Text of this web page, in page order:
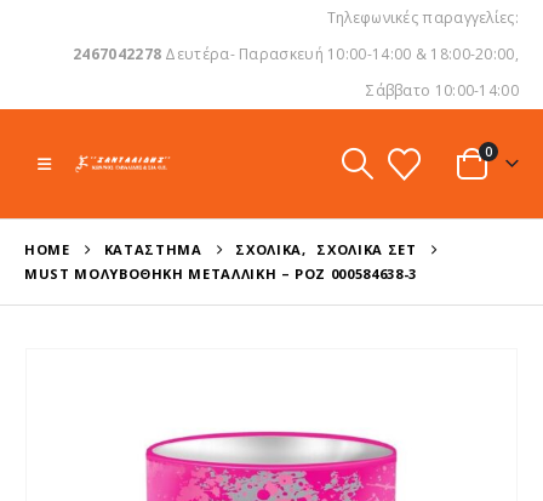
Τηλεφωνικές παραγγελίες:
2467042278 Δευτέρα- Παρασκευή 10:00-14:00 & 18:00-20:00,
Σάββατο 10:00-14:00
0
HOME ΚΑΤΆΣΤΗΜΑ ΣΧΟΛΙΚΆ,
ΣΧΟΛΙΚΆ ΣΕΤ
MUST ΜΟΛΥΒΟΘΉΚΗ ΜΕΤΑΛΛΙΚΉ – ΡΟΖ 000584638-3